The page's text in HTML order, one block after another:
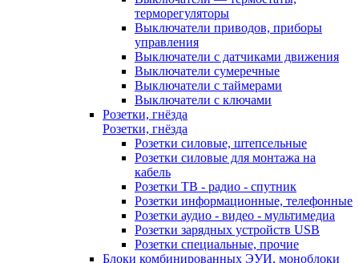
терморегуляторы
Выключатели приводов, приборы
управления
Выключатели с датчиками движения
Выключатели сумеречные
Выключатели с таймерами
Выключатели с ключами
Розетки, гнёзда
Розетки, гнёзда
Розетки силовые, штепсельные
Розетки силовые для монтажа на
кабель
Розетки ТВ - радио - спутник
Розетки информационные, телефонные
Розетки аудио - видео - мультимедиа
Розетки зарядных устройств USB
Розетки специальные, прочие
Блоки комбинированных ЭУИ, моноблоки